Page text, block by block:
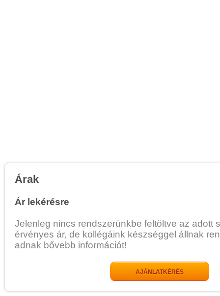
Árak
Ár lekérésre
Jelenleg nincs rendszerünkbe feltöltve az adott
érvényes ár, de kollégáink készséggel állnak
adnak bővebb információt!
AJÁNLATKÉRÉS